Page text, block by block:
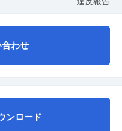
わせ
ンロード